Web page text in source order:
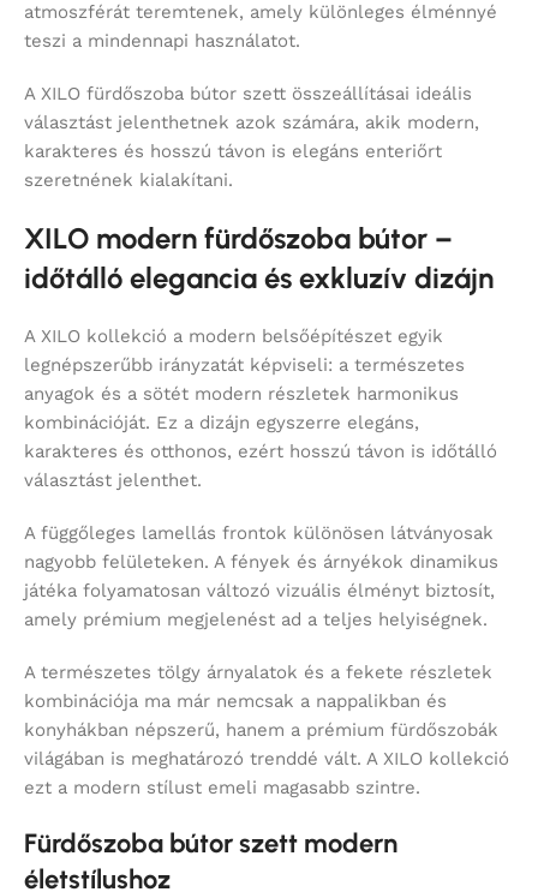
atmoszférát teremtenek, amely különleges élménnyé
teszi a mindennapi használatot.
A XILO fürdőszoba bútor szett összeállításai ideális
választást jelenthetnek azok számára, akik modern,
karakteres és hosszú távon is elegáns enteriőrt
szeretnének kialakítani.
XILO modern fürdőszoba bútor –
időtálló elegancia és exkluzív dizájn
A XILO kollekció a modern belsőépítészet egyik
legnépszerűbb irányzatát képviseli: a természetes
anyagok és a sötét modern részletek harmonikus
kombinációját. Ez a dizájn egyszerre elegáns,
karakteres és otthonos, ezért hosszú távon is időtálló
választást jelenthet.
A függőleges lamellás frontok különösen látványosak
nagyobb felületeken. A fények és árnyékok dinamikus
játéka folyamatosan változó vizuális élményt biztosít,
amely prémium megjelenést ad a teljes helyiségnek.
A természetes tölgy árnyalatok és a fekete részletek
kombinációja ma már nemcsak a nappalikban és
konyhákban népszerű, hanem a prémium fürdőszobák
világában is meghatározó trenddé vált. A XILO kollekció
ezt a modern stílust emeli magasabb szintre.
Fürdőszoba bútor szett modern
életstílushoz